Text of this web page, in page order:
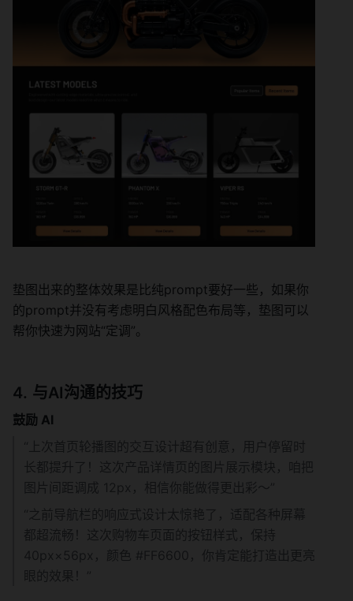
垫图出来的整体效果是比纯prompt要好一些，如果你
的prompt并没有考虑明白风格配色布局等，垫图可以
帮你快速为网站“定调”。
与AI沟通的技巧
鼓励 AI
“上次首页轮播图的交互设计超有创意，用户停留时
长都提升了！这次产品详情页的图片展示模块，咱把
图片间距调成 12px，相信你能做得更出彩～”
“之前导航栏的响应式设计太惊艳了，适配各种屏幕
都超流畅！这次购物车页面的按钮样式，保持
40px×56px，颜色 #FF6600，你肯定能打造出更亮
眼的效果！”